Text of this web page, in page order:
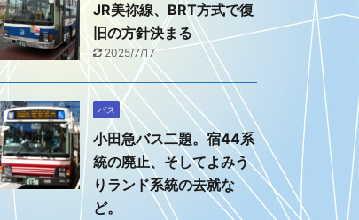
JR美祢線、BRT方式で復
旧の方針決まる
2025/7/17
バス
小田急バス二題。宿44系
統の廃止、そしてよみう
りランド系統の去就な
ど。